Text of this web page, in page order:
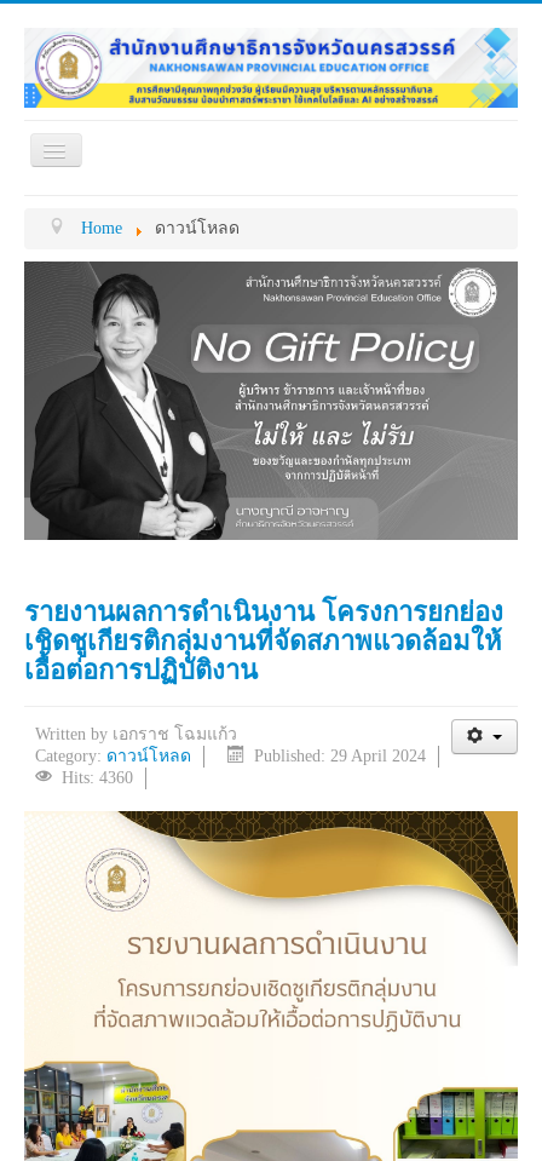
Toggle
หน่วยงานภายใน
ดาวน์โหลด
กระดาน ถาม-ตอบ
ข้อมูลการติดต่อ
Home ดาวน์โหลด
รายงานผลการดำเนินงาน โครงการยกย่อง
เชิดชูเกียรติกลุ่มงานที่จัดสภาพแวดล้อมให้
เอื้อต่อการปฏิบัติงาน
Written by เอกราช โฉมแก้ว
Category: ดาวน์โหลด
Published: 29 April 2024
Hits: 4360